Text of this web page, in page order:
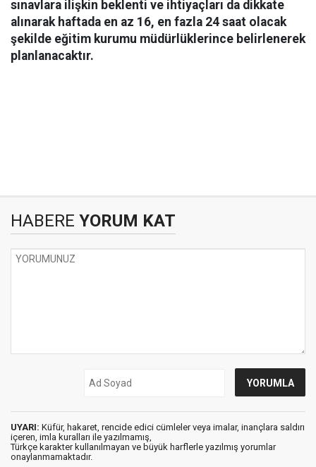
sınavlara ilişkin beklenti ve ihtiyaçları da dikkate
alınarak haftada en az 16, en fazla 24 saat olacak
şekilde eğitim kurumu müdürlüklerince belirlenerek
planlanacaktır.
HABERE YORUM KAT
UYARI: Küfür, hakaret, rencide edici cümleler veya imalar, inançlara saldırı
içeren, imla kuralları ile yazılmamış,
Türkçe karakter kullanılmayan ve büyük harflerle yazılmış yorumlar
onaylanmamaktadır.